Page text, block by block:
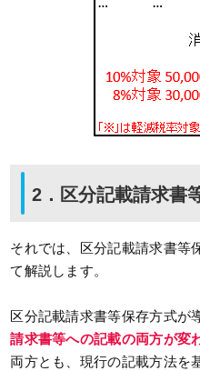
2．区分記載請求書
それでは、区分記載請求書等
て解説します。
区分記載請求書等保存方式が
請求書等への記載の両方が変
両方とも、現行の記載方法を